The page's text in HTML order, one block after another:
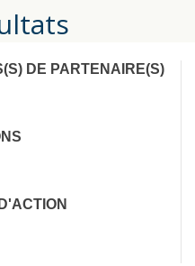
DE PARTENAIRE(S)